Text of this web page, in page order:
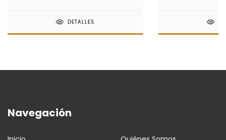
DETALLES
Navegación